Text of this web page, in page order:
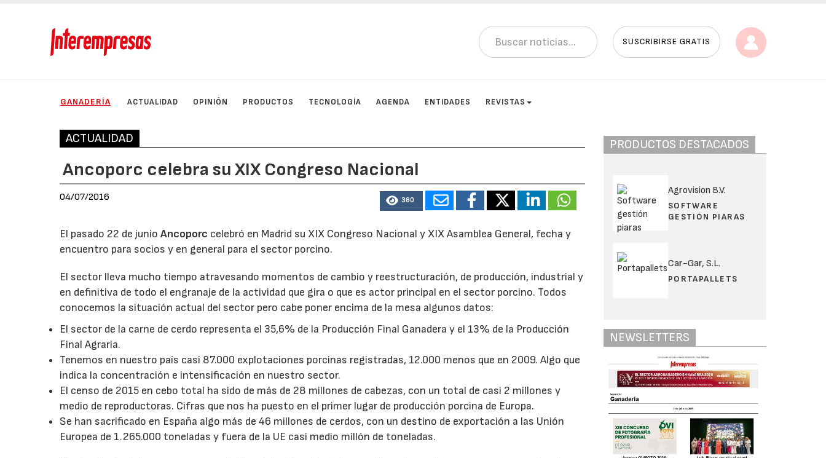
SUSCRIBIRSE GRATIS
GANADERÍA ACTUALIDAD OPINIÓN PRODUCTOS TECNOLOGÍA AGENDA ENTIDADES REVISTAS
ACTUALIDAD
Ancoporc celebra su XIX Congreso Nacional
04/07/2016 360
El pasado 22 de junioAncoporc celebró en Madrid su XIX Congreso Nacional y XIX Asamblea General, fecha y
encuentro para socios y en general para el sector porcino.
El sector lleva mucho tiempo atravesando momentos de cambio y reestructuración, de producción, industrial y
en definitiva de todo el engranaje de la actividad que gira o que es actor principal en el sector porcino. Todos
conocemos la situación actual del sector pero cabe poner encima de la mesa algunos datos:
El sector de la carne de cerdo representa el 35,6% de la Producción Final Ganadera y el 13% de la Producción
Final Agraria.
Tenemos en nuestro país casi 87.000 explotaciones porcinas registradas, 12.000 menos que en 2009. Algo que
indica la concentración e intensificación en nuestro sector.
El censo de 2015 en cebo total ha sido de más de 28 millones de cabezas, con un total de casi 2 millones y
medio de reproductoras. Cifras que nos ha puesto en el primer lugar de producción porcina de Europa.
Se han sacrificado en España algo más de 46 millones de cerdos, con un destino de exportación a las Unión
Europea de 1.265.000 toneladas y fuera de la UE casi medio millón de toneladas.
PRODUCTOS DESTACADOS
Agrovision B.V.
SOFTWARE
GESTIÓN PIARAS
Car-Gar, S.L.
PORTAPALLETS
NEWSLETTERS